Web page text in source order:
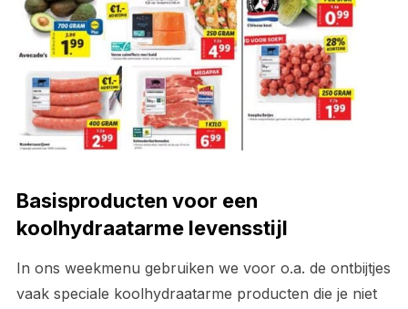
Basisproducten voor een
koolhydraatarme levensstijl
In ons weekmenu gebruiken we voor o.a. de ontbijtjes
vaak speciale koolhydraatarme producten die je niet